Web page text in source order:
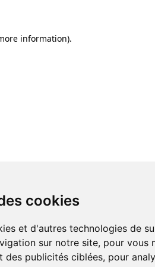
cookies
et d'autres technologies de
sur notre site, pour vous
des publicités ciblées, pour
information).